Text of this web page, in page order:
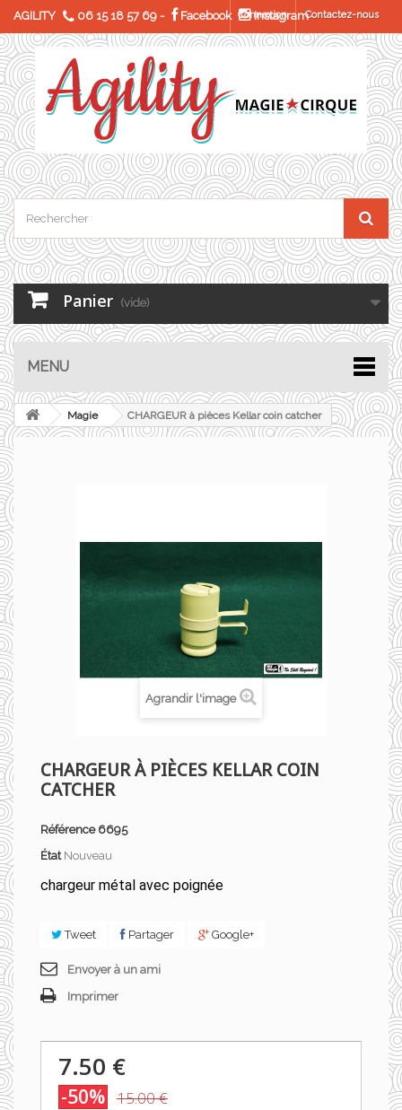
AGILITY 06 15 18 57 69 - Facebook InstagramContactez-nous
Connexion
Panier (vide)
MENU
Magie CHARGEUR à pièces Kellar coin catcher
Agrandir l'image
CHARGEUR À PIÈCES KELLAR COIN
CATCHER
Référence 6695
État Nouveau
chargeur métal avec poignée
Tweet Partager Google+
Envoyer à un ami
Imprimer
7.50 €
-50% 15.00 €